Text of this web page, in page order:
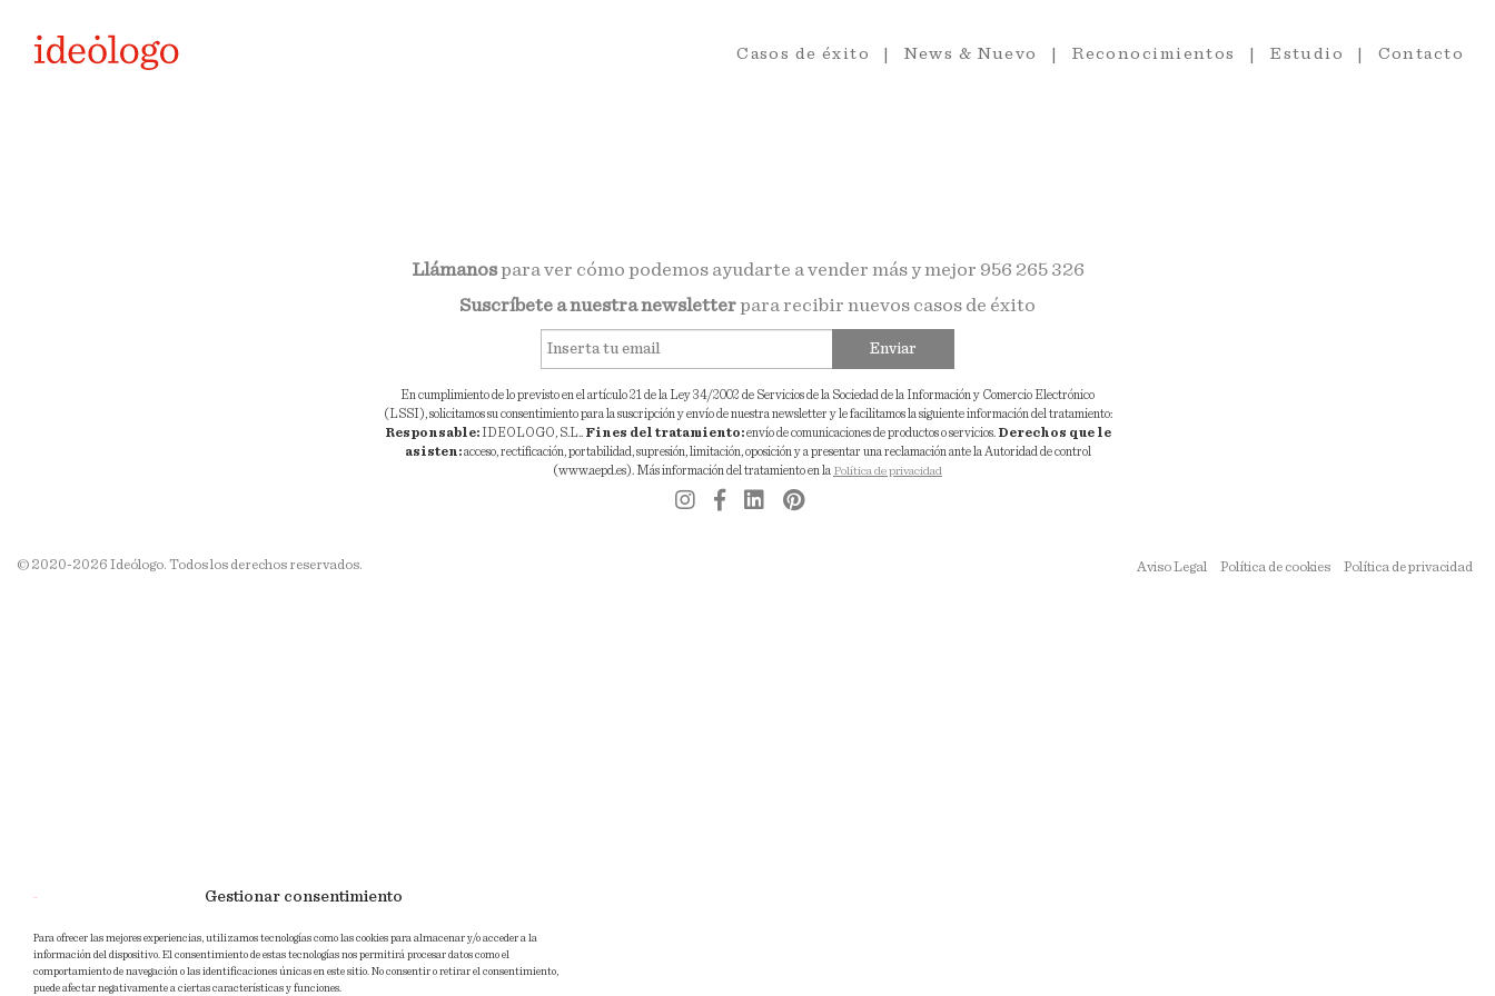
Gestionar consentimiento
Para ofrecer las mejores experiencias, utilizamos tecnologías como las cookies para almacenar y/o acceder a la
información del dispositivo. El consentimiento de estas tecnologías nos permitirá procesar datos como el
comportamiento de navegación o las identificaciones únicas en este sitio. No consentir o retirar el consentimiento,
puede afectar negativamente a ciertas características y funciones.
Casos de éxito News & Nuevo Reconocimientos Estudio Contacto
Llámanospara ver cómo podemos ayudarte a vender más y mejor 956 265 326
Suscríbete a nuestra newsletterpara recibir nuevos casos de éxito
Enviar
En cumplimiento de lo previsto en el artículo 21 de la Ley 34/2002 de Servicios de la Sociedad de la Información y Comercio Electrónico
(LSSI), solicitamos su consentimiento para la suscripción y envío de nuestra newsletter y le facilitamos la siguiente información del tratamiento:
Responsable:IDEOLOGO, S.L.. Fines del tratamiento:envío de comunicaciones de productos o servicios. Derechos que le
asisten:acceso, rectificación, portabilidad, supresión, limitación, oposición y a presentar una reclamación ante la Autoridad de control
(www.aepd.es). Más información del tratamiento en la Política de privacidad
© 2020-2026 Ideólogo. Todos los derechos reservados. Aviso Legal Política de cookies Política de privacidad